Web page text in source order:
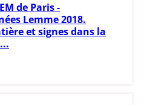
de Paris -
Lemme 2018.
et signes dans la